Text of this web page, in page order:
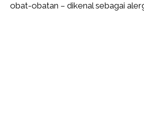
obat-obatan – dikenal sebagai